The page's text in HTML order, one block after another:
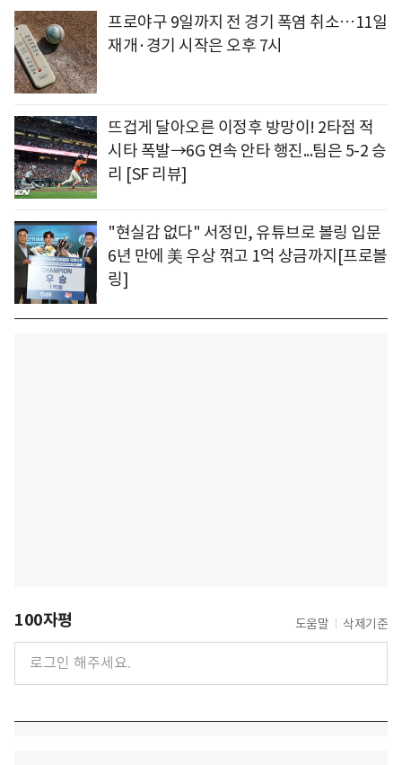
프로야구 9일까지 전 경기 폭염 취소…11일
재개·경기 시작은 오후 7시
뜨겁게 달아오른 이정후 방망이! 2타점 적
시타 폭발→6G 연속 안타 행진...팀은 5-2 승
리 [SF 리뷰]
"현실감 없다" 서정민, 유튜브로 볼링 입문
6년 만에 美 우상 꺾고 1억 상금까지[프로볼
링]
100자평 도움말 삭제기준